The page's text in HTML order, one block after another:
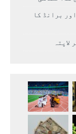
کے مقامات اور برانڈ کا